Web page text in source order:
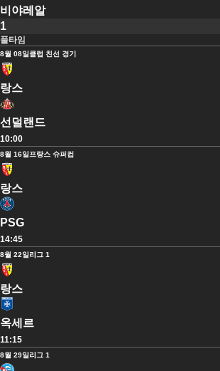
비야레알
1
풀타임
8월 08일클럽 친선 경기
랑스
선덜랜드
10:00
8월 16일프랑스 슈퍼컵
랑스
PSG
14:45
8월 22일리그 1
랑스
옥세르
11:15
8월 29일리그 1